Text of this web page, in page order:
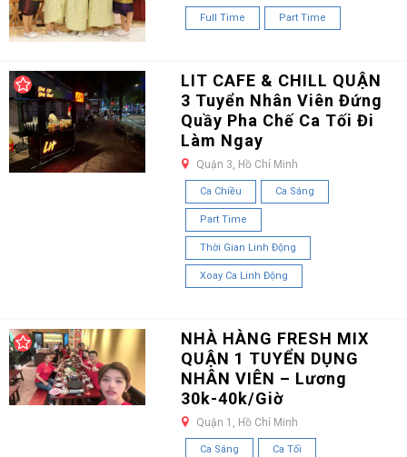
Full Time Part Time
LIT CAFE & CHILL QUẬN
3 Tuyển Nhân Viên Đứng
Quầy Pha Chế Ca Tối Đi
Làm Ngay
Quận 3, Hồ Chí Minh
Ca Chiều Ca Sáng
Part Time
Thời Gian Linh Động
Xoay Ca Linh Động
NHÀ HÀNG FRESH MIX
QUẬN 1 TUYỂN DỤNG
NHÂN VIÊN – Lương
30k-40k/Giờ
Quận 1, Hồ Chí Minh
Ca Sáng Ca Tối